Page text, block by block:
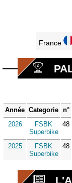
France
Année Categorie n°
2026
FSBK
Superbike
48
2025
FSBK
Superbike
48